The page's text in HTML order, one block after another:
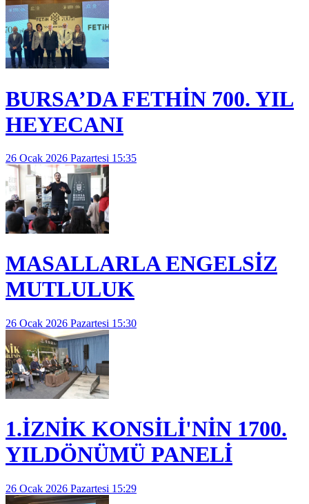
BURSA’DA FETHİN 700. YIL
HEYECANI
26 Ocak 2026 Pazartesi 15:35
MASALLARLA ENGELSİZ
MUTLULUK
26 Ocak 2026 Pazartesi 15:30
1.İZNİK KONSİLİ'NİN 1700.
YILDÖNÜMÜ PANELİ
26 Ocak 2026 Pazartesi 15:29